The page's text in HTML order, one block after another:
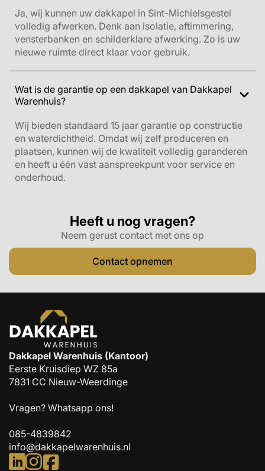
Ja, wij kunnen uw dakkapel in Sint-Michielsgestel
volledig afwerken. Denk aan isolatie, aftimmering,
vensterbanken en schilderklare afwerking. Zo is uw
nieuwe ruimte direct klaar voor gebruik.
Wat is de garantie op een dakkapel van Dakkapel
Warenhuis?
Wij bieden standaard 15 jaar garantie op constructie
en waterdichtheid. Omdat wij zelf produceren en
plaatsen, kunnen wij de kwaliteit volledig garanderen
en heeft u één vast aanspreekpunt voor service en
onderhoud.
Heeft u nog vragen?
Neem gerust contact met ons op
Contact opnemen
Dakkapel Warenhuis (Kantoor)
Eerste Kruisdiep WZ 85a
7831 CC Nieuw-Weerdinge
Vragen? Whatsapp ons!
085-4839842
info@dakkapelwarenhuis.nl